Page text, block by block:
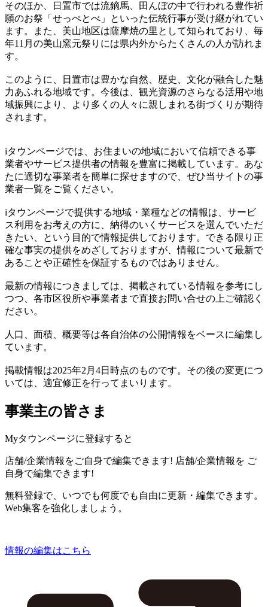
そのほか、日置市では流鏑馬、田んぼの中で行われる豊作祈
願のお祭「せっぺとべ」といった伝統行事が受け継がれてい
ます。また、美山地区は薩摩焼の里として知られており、毎
年11月の美山窯元祭りには県内外からたくさんの人が訪れま
す。
このように、日置市は豊かな自然、歴史、文化が融合した魅
力あふれる地域です。今後は、観光資源のさらなる活用や地
域振興により、より多くの人々に親しまれる街づくりが期待
されます。
iタウンページでは、お住まいの地域において信頼できる事
業者やサービス提供者の情報を豊富に掲載しています。あな
たに適切な事業者を簡単に探せますので、ぜひ当サイトの事
業者一覧をご覧ください。
iタウンページで提供する地域・業種などの情報は、サービ
ス利用をお考えの方に、納得のいくサービスを選んでいただ
きたい、という目的で情報提供しております。できる限り正
確な事実の提供をめざしておりますが、情報について最新で
あることや正確性を保証するものではありません。
最新の情報につきましては、掲載されている情報を参考にし
つつ、各市区役所や事業者まで直接お問い合せの上ご確認く
ださい。
人口、面積、概要等は各自治体の公開情報をベースに編集し
ています。
掲載情報は2025年2月4日時点のものです。その後の変更につ
いては、適宜修正を行ってまいります。
事業主の皆さま
Myタウンページに登録すると
店舗/企業情報をご自身で編集できます! 店舗/企業情報を ご
自身で編集できます!
無料登録で、いつでも何度でも自由に更新・編集できます。
Web集客を強化しましょう。
情報の編集はこちら